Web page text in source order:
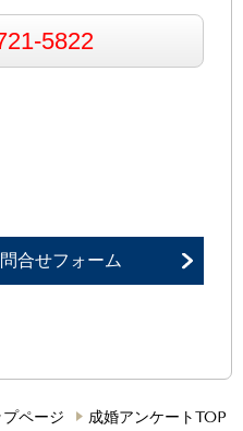
5822
合せフォーム
プページ 成婚アンケートTOP